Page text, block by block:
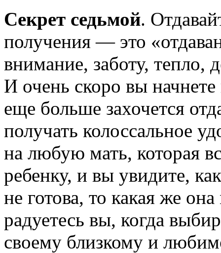
Секрет седьмой.
получения — это
внимание, заботу, тепло,
И очень скоро вы начнете
еще больше захочется
получать колоссальное
на любую мать, которая
ребенку, и вы увидите,
не готова, то какая же
радуетесь вы, когда
своему близкому и